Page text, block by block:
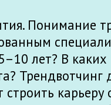
Понимание
лет? В каких
Трендвотчинг
карьеру